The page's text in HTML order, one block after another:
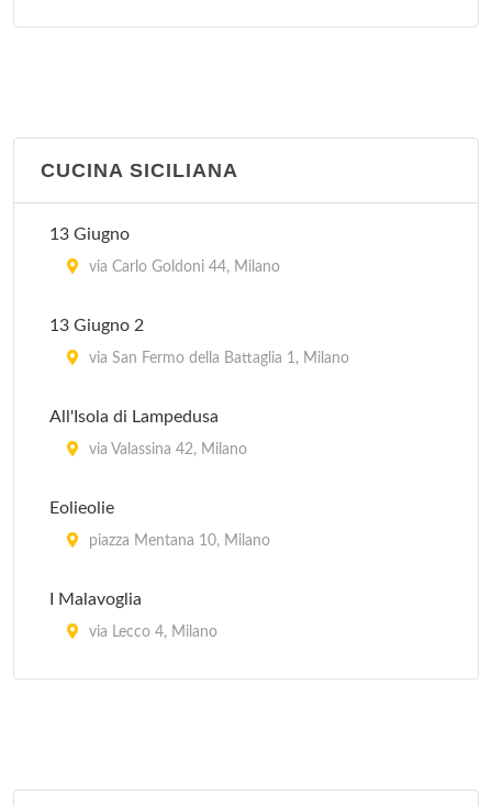
via Goffredo Sigieri 10, Milano
CUCINA SICILIANA
13 Giugno
via Carlo Goldoni 44, Milano
13 Giugno 2
via San Fermo della Battaglia 1, Milano
All'Isola di Lampedusa
via Valassina 42, Milano
Eolieolie
piazza Mentana 10, Milano
I Malavoglia
via Lecco 4, Milano